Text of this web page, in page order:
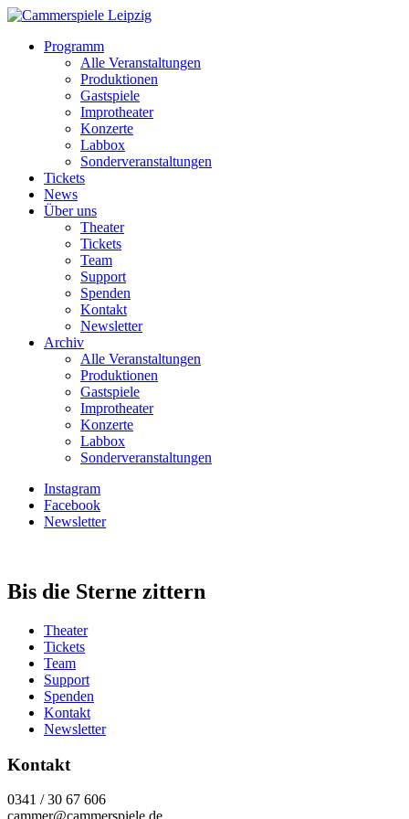
Programm
Alle Veranstaltungen
Produktionen
Gastspiele
Improtheater
Konzerte
Labbox
Sonderveranstaltungen
Tickets
News
Über uns
Theater
Tickets
Team
Support
Spenden
Kontakt
Newsletter
Archiv
Alle Veranstaltungen
Produktionen
Gastspiele
Improtheater
Konzerte
Labbox
Sonderveranstaltungen
Instagram
Facebook
Newsletter
Bis die Sterne zittern
Theater
Tickets
Team
Support
Spenden
Kontakt
Newsletter
Kontakt
0341 / 30 67 606